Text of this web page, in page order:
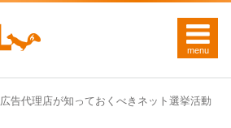
広告代理店が知っておくべきネット選挙活動